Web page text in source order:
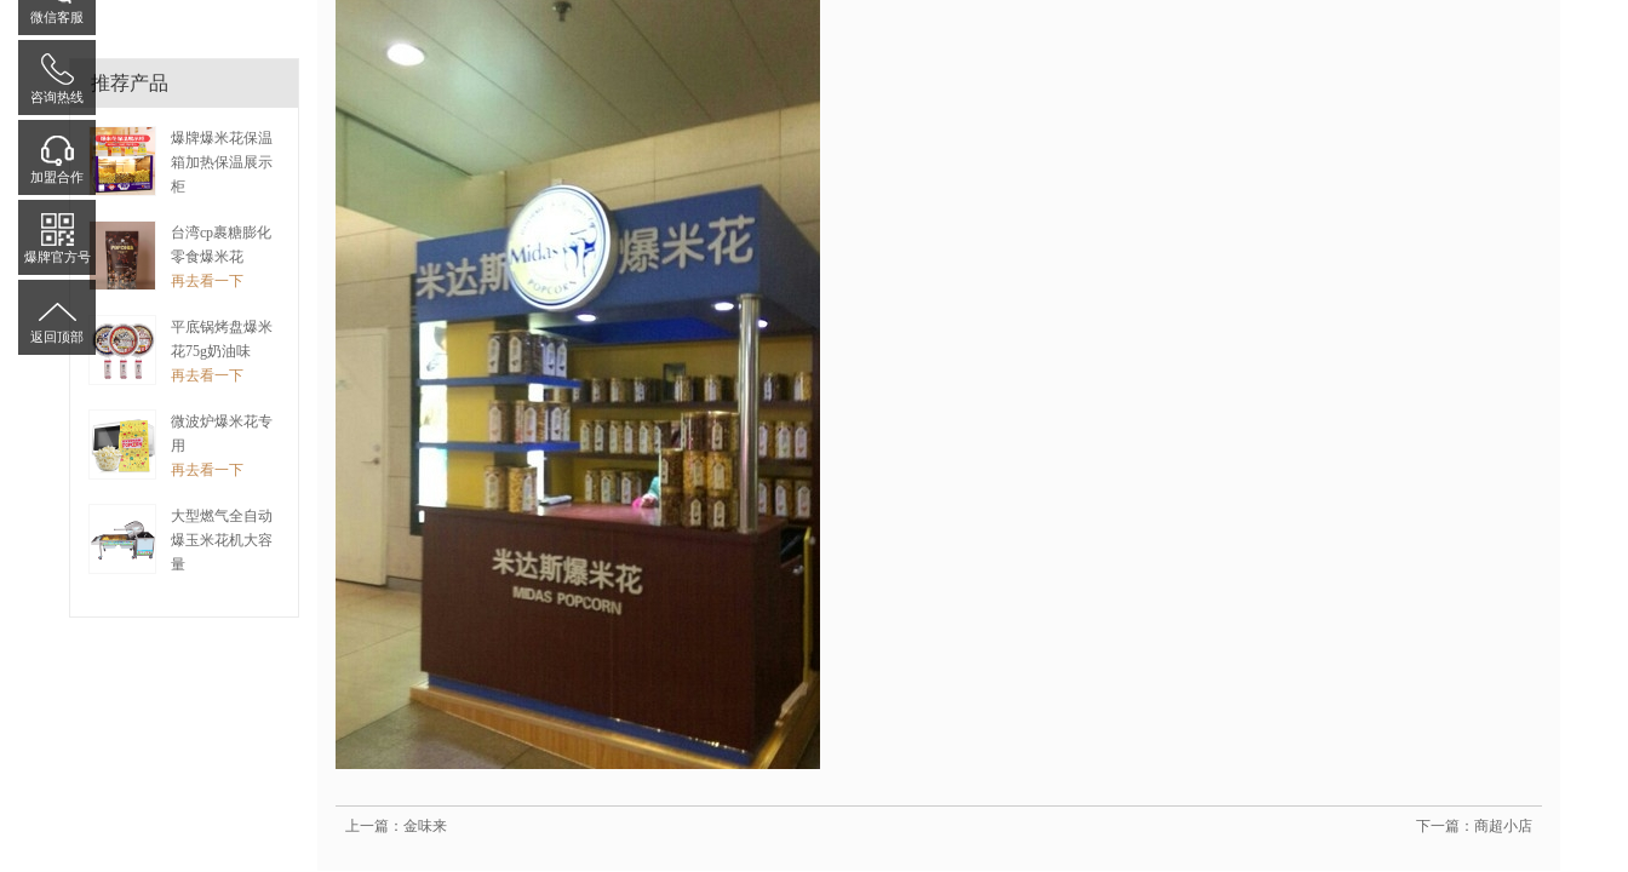
推荐产品
爆牌爆米花保温
箱加热保温展示
柜
台湾cp裹糖膨化
零食爆米花
再去看一下
平底锅烤盘爆米
花75g奶油味
再去看一下
微波炉爆米花专
用
再去看一下
大型燃气全自动
爆玉米花机大容
量
上一篇：金味来 下一篇：商超小店
微信客服
咨询热线
加盟合作
爆牌官方号
返回顶部